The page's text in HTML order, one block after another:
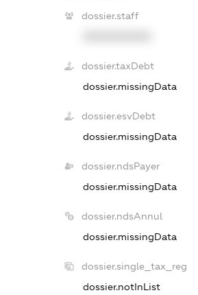
dossier.staff
dossier.taxDebt
dossier.missingData
dossier.esvDebt
dossier.missingData
dossier.ndsPayer
dossier.missingData
dossier.ndsAnnul
dossier.missingData
dossier.single_tax_reg
dossier.notInList